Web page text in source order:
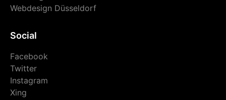
Webdesign Düsseldorf
Social
Facebook
Twitter
Instagram
Xing